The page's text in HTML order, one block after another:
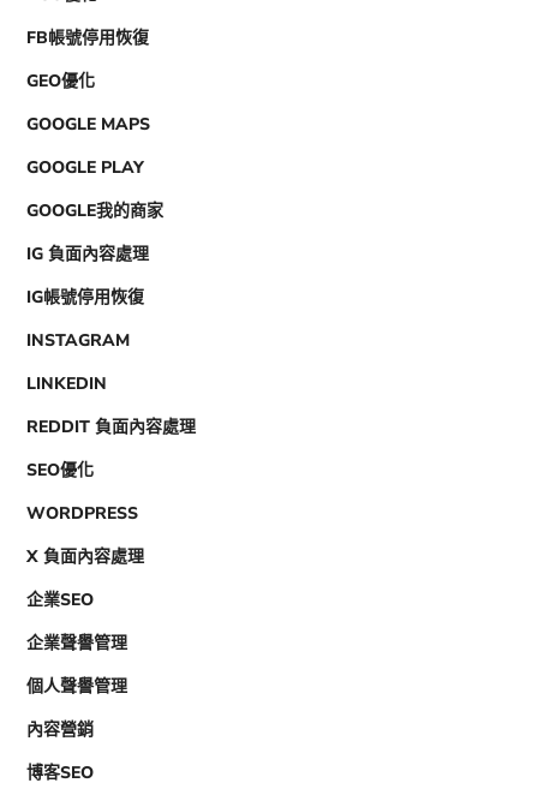
FB帳號停用恢復
GEO優化
GOOGLE MAPS
GOOGLE PLAY
GOOGLE我的商家
IG 負面內容處理
IG帳號停用恢復
INSTAGRAM
LINKEDIN
REDDIT 負面內容處理
SEO優化
WORDPRESS
X 負面內容處理
企業SEO
企業聲譽管理
個人聲譽管理
內容營銷
博客SEO